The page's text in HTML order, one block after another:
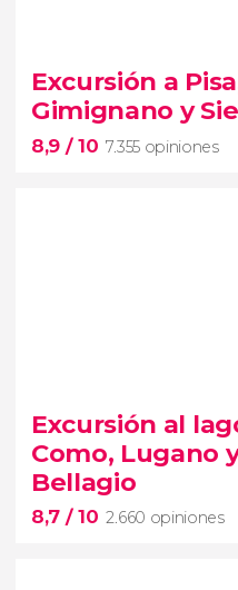
209 opiniones
Museos
Basílica de San Pedro
Excursión a
Gimignano y
8,9 / 10 7.355 opiniones
7.355 opiniones
bonitas y diferentes de
Excursión al
Como, Lugano
Bellagio
8,7 / 10 2.660 opiniones